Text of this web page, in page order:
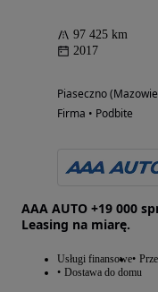
97 425 km
2017
Piaseczno
Firma • Podbite
AAA AUTO +19 000
Leasing na miarę.
Usługi finansowe
Dostawa do domu